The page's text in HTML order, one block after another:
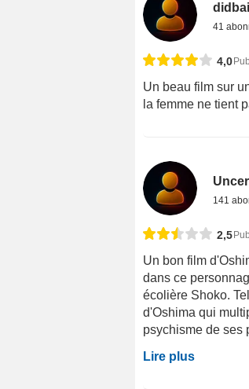
didbail
41
4,0
Un beau film sur
la femme ne tient
141
2,5
Un bon film
dans ce
écolière Shoko.
d'Oshima qui
psychisme de ses
Lire plus